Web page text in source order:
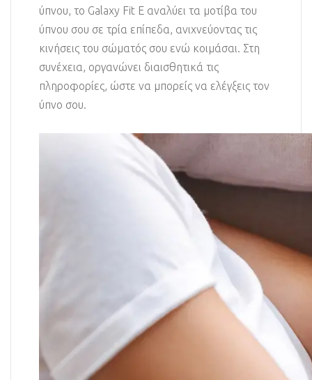
ύπνου, το Galaxy Fit E αναλύει τα μοτίβα του
ύπνου σου σε τρία επίπεδα, ανιχνεύοντας τις
κινήσεις του σώματός σου ενώ κοιμάσαι. Στη
συνέχεια, οργανώνει διαισθητικά τις
πληροφορίες, ώστε να μπορείς να ελέγξεις τον
ύπνο σου.